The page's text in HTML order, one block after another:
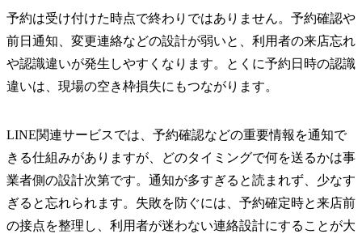
予約は受け付けた時点で終わりではありません。予約確認や
前日通知、変更連絡などの設計が弱いと、利用者の来店忘れ
や認識違いが発生しやすくなります。とくに予約日時の認識
違いは、現場の空き枠損失にもつながります。
LINE関連サービスでは、予約確認などの重要情報を通知で
きる仕組みがありますが、どのタイミングで何を送るかは事
業者側の設計次第です。通知が多すぎると読まれず、少なす
ぎると忘れられます。失敗を防ぐには、予約確定時と来店前
の接点を整理し、利用者が迷わない連絡設計にすることが大